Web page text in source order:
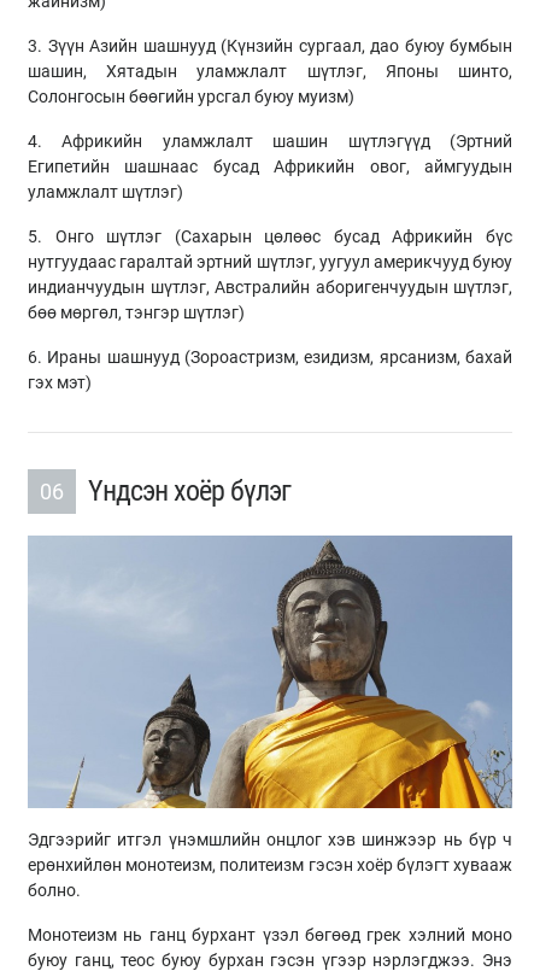
3. Зүүн Азийн шашнууд (Күнзийн сургаал, дао буюу бумбын
шашин, Хятадын уламжлалт шүтлэг, Японы шинто,
Солонгосын бөөгийн урсгал буюу муизм)
4. Африкийн уламжлалт шашин шүтлэгүүд (Эртний
Египетийн шашнаас бусад Африкийн овог, аймгуудын
уламжлалт шүтлэг)
5. Онго шүтлэг (Сахарын цөлөөс бусад Африкийн бүс
нутгуудаас гаралтай эртний шүтлэг, уугуул америкчууд буюу
индианчуудын шүтлэг, Австралийн аборигенчуудын шүтлэг,
бөө мөргөл, тэнгэр шүтлэг)
6. Ираны шашнууд (Зороастризм, езидизм, ярсанизм, бахай
гэх мэт)
06 Үндсэн хоёр бүлэг
Эдгээрийг итгэл үнэмшлийн онцлог хэв шинжээр нь бүр ч
ерөнхийлөн монотеизм, политеизм гэсэн хоёр бүлэгт хувааж
болно.
Монотеизм нь ганц бурхант үзэл бөгөөд грек хэлний моно
буюу ганц, теос буюу бурхан гэсэн үгээр нэрлэгджээ. Энэ